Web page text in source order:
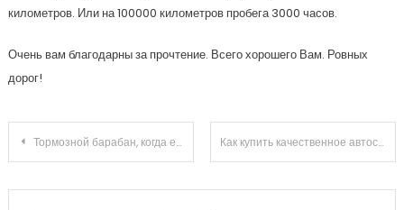
километров. Или на 100000 километров пробега 3000 часов.
Очень вам благодарны за прочтение. Всего хорошего Вам. Ровных
дорог!
Навигация
Тормозной барабан, когда его нужно менять? Как купить качественное автостекло?